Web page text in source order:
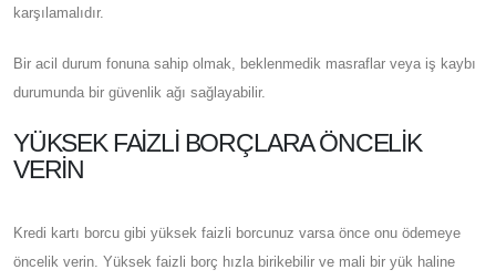
karşılamalıdır.
Bir acil durum fonuna sahip olmak, beklenmedik masraflar veya iş kaybı
durumunda bir güvenlik ağı sağlayabilir.
YÜKSEK FAIZLI BORÇLARA ÖNCELIK
VERIN
Kredi kartı borcu gibi yüksek faizli borcunuz varsa önce onu ödemeye
öncelik verin. Yüksek faizli borç hızla birikebilir ve mali bir yük haline